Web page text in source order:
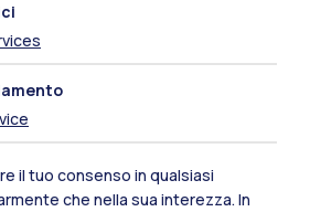
il tuo consenso in qualsiasi
che nella sua interezza. In